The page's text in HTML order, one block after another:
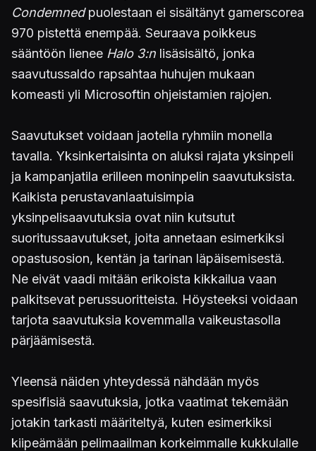
Condemnedpuolestaan ei sisältänyt gamerscorea
970 pistettä enempää. Seuraava poikkeus
sääntöön lienee Halo 3:n lisäsisältö, jonka
saavutussaldo rapsahtaa huhujen mukaan
komeasti yli Microsoftin ohjeistamien rajojen.
Saavutukset voidaan jaotella ryhmiin monella
tavalla. Yksinkertaisinta on aluksi rajata yksinpeli
ja kampanjatila erilleen moninpelin saavutuksista.
Kaikista perustavanlaatuisimpia
yksinpelisaavutuksia ovat niin kutsutut
suoritussaavutukset, joita annetaan esimerkiksi
opastusosion, kentän ja tarinan läpäisemisestä.
Ne eivät vaadi mitään erikoista kikkailua vaan
palkitsevat perussuoritteista. Höysteeksi voidaan
tarjota saavutuksia kovemmalla vaikeustasolla
pärjäämisestä.
Yleensä näiden yhteydessä nähdään myös
spesifisiä saavutuksia, jotka vaatimat tekemään
jotakin tarkasti määriteltyä, kuten esimerkiksi
kiipeämään pelimaailman korkeimmalle kukkulalle